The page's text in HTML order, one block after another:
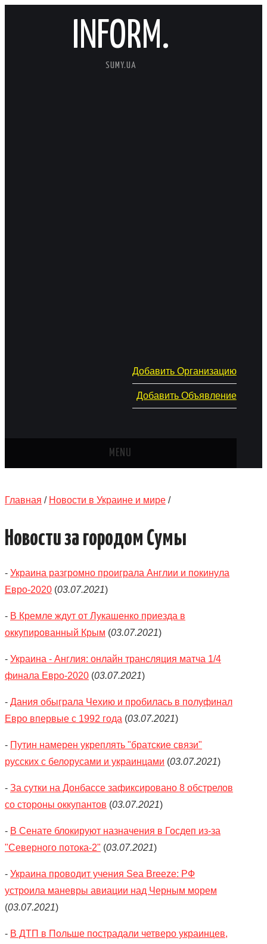
INFORM.
SUMY.UA
Добавить Организацию
Добавить Объявление
MENU
КАТАЛОГ
ОБЪЯВЛЕНИЯ
КУДА ПОЙТИ
АВТОБАЗАР
КОНТАКТЫ
>
Главная / Новости в Украине и мире /
Новости за городом Сумы
- Украина разгромно проиграла Англии и покинула
Евро-2020 (03.07.2021)
- В Кремле ждут от Лукашенко приезда в
оккупированный Крым (03.07.2021)
- Украина - Англия: онлайн трансляция матча 1/4
финала Евро-2020 (03.07.2021)
- Дания обыграла Чехию и пробилась в полуфинал
Евро впервые с 1992 года (03.07.2021)
- Путин намерен укреплять "братские связи"
русских с белорусами и украинцами (03.07.2021)
- За сутки на Донбассе зафиксировано 8 обстрелов
со стороны оккупантов (03.07.2021)
- В Сенате блокируют назначения в Госдеп из-за
"Северного потока-2" (03.07.2021)
- Украина проводит учения Sea Breeze: РФ
устроила маневры авиации над Черным морем
(03.07.2021)
- В ДТП в Польше пострадали четверо украинцев,